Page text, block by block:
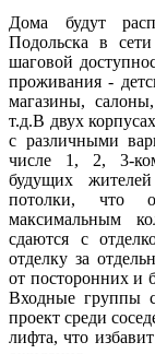
Дома будут
Подольска в
шаговой
проживания -
магазины,
т.д.В двух
с различными
числе 1, 2, 3-
будущих
потолки, что
максимальным
сдаются с
отделку за
от посторонних и
Входные группы
проект среди
лифта, что